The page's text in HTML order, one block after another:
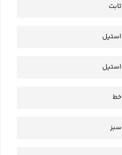
ثابت
استیل
استیل
خط
سبز